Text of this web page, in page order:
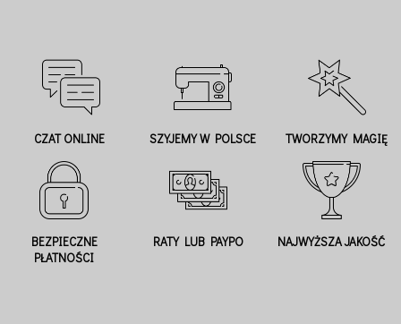
CZAT ONLINE SZYJEMY W POLSCE TWORZYMY MAGIĘ
BEZPIECZNE
PŁATNOŚCI
RATY LUB PAYPO NAJWYŻSZA JAKOŚĆ